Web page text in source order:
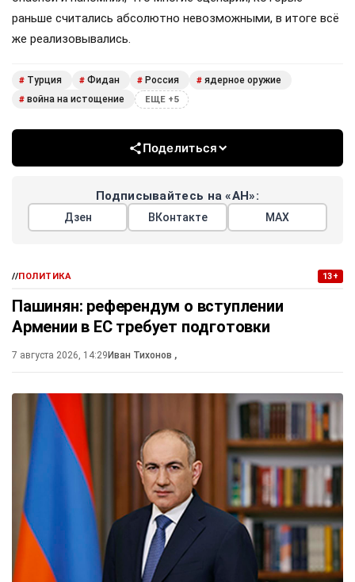
раньше считались абсолютно невозможными, в итоге всё
же реализовывались.
# Турция # Фидан # Россия # ядерное оружие
# война на истощение ЕЩЕ +5
Поделиться
Подписывайтесь на «АН»:
Дзен ВКонтакте МАХ
//ПОЛИТИКА 13+
Пашинян: референдум о вступлении
Армении в ЕС требует подготовки
7 августа 2026, 14:29 Иван Тихонов ,